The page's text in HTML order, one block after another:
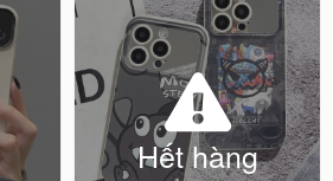
Hết hàng